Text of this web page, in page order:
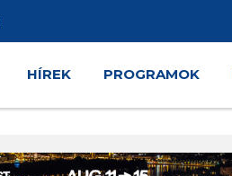
HÍREK PROGRAMOK